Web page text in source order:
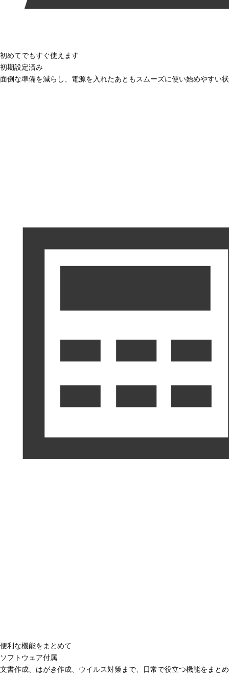
初めてでもすぐ使えます
初期設定済み
面倒な準備を減らし、電源を入れたあともスムーズに使い始めやすい
便利な機能をまとめて
ソフトウェア付属
文書作成、はがき作成、ウイルス対策まで、日常で役立つ機能をまと